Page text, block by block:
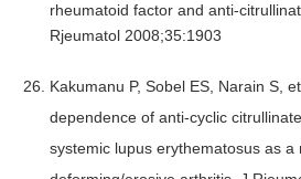
rheumatoid factor and anti-
Rjeumatol 2008;35:1903
Kakumanu P, Sobel ES, Narain S,
dependence of anti-cyclic
systemic lupus erythematosus as a